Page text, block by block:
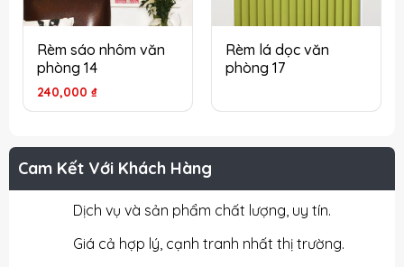
Cam Kết Với Khách Hàng
Dịch vụ và sản phẩm chất lượng, uy tín.
Giá cả hợp lý, cạnh tranh nhất thị trường.
Rèm sáo nhôm văn
phòng 14
240,000 ₫
Rèm lá dọc văn
phòng 17